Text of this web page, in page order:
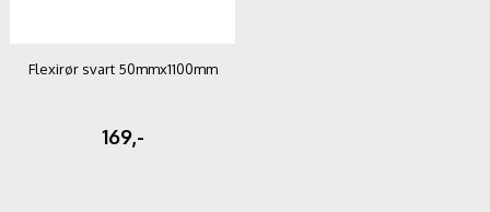
Flexirør svart 50mmx1100mm
169,-